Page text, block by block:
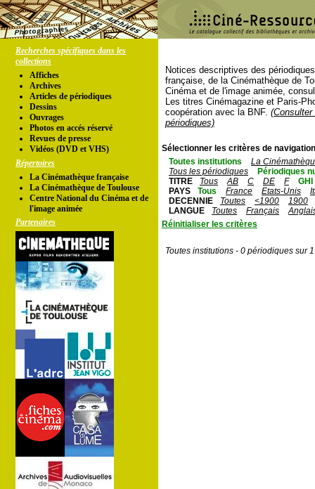
Recherches spécifiques dans les
collections
Affiches
Archives
Articles de périodiques
Dessins
Ouvrages
Photos en accés réservé
Revues de presse
Vidéos (DVD et VHS)
Répertoires
La Cinémathèque française
La Cinémathèque de Toulouse
Centre National du Cinéma et de
l'image animée
Partenaires
Notices descriptives des
française, de la Cinémathèque de
Cinéma et de l'image animée,
Les titres Cinémagazine et Paris-
coopération avec la BNF.
périodiques)
Sélectionner les critères de
Toutes institutions
La
Tous les périodiques
Périodiques
TITRE
Tous AB C DE F
GHI
PAYS
Tous France Etats-Unis
DECENNIE
Toutes <1900
1900
LANGUE
Toutes Français
Réinitialiser les critères
Toutes institutions - 0 périodiques sur